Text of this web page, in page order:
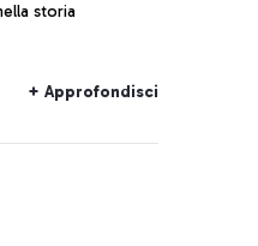
storia
+ Approfondisci